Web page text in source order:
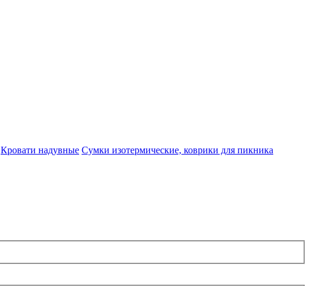
Кровати надувные Cумки изотермические, коврики для пикника